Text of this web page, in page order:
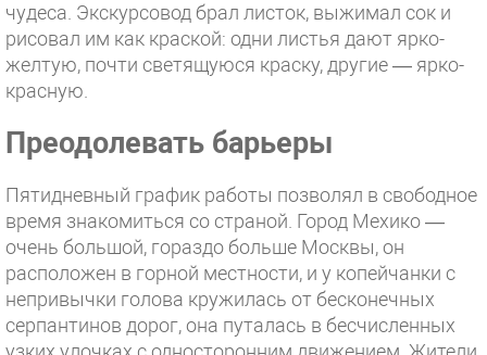
чудеса. Экскурсовод брал листок, выжимал сок и
рисовал им как краской: одни листья дают ярко-
желтую, почти светящуюся краску, другие — ярко-
красную.
Преодолевать барьеры
Пятидневный график работы позволял в свободное
время знакомиться со страной. Город Мехико —
очень большой, гораздо больше Москвы, он
расположен в горной местности, и у копейчанки с
непривычки голова кружилась от бесконечных
серпантинов дорог, она путалась в бесчисленных